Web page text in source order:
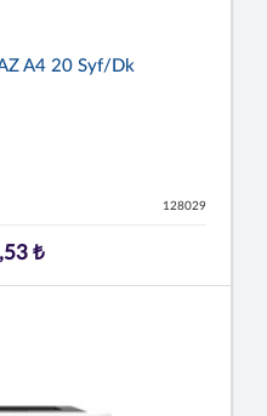
A4 20 Syf/dk
128029
₺